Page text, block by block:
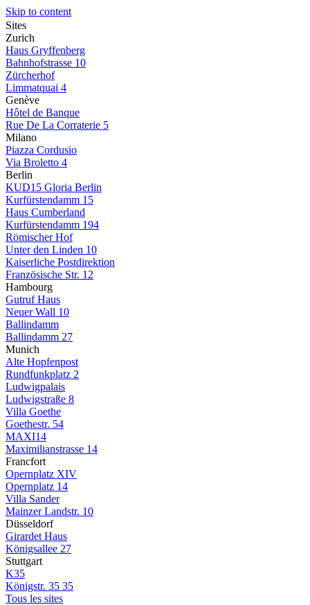
Skip to content
Sites
Zurich
Haus Gryffenberg
Bahnhofstrasse 10
Zürcherhof
Limmatquai 4
Genève
Hôtel de Banque
Rue De La Corraterie 5
Milano
Piazza Cordusio
Via Broletto 4
Berlin
KUD15 Gloria Berlin
Kurfürstendamm 15
Haus Cumberland
Kurfürstendamm 194
Römischer Hof
Unter den Linden 10
Kaiserliche Postdirektion
Französische Str. 12
Hambourg
Gutruf Haus
Neuer Wall 10
Ballindamm
Ballindamm 27
Munich
Alte Hopfenpost
Rundfunkplatz 2
Ludwigpalais
Ludwigstraße 8
Villa Goethe
Goethestr. 54
MAXI14
Maximilianstrasse 14
Francfort
Opernplatz XIV
Opernplatz 14
Villa Sander
Mainzer Landstr. 10
Düsseldorf
Girardet Haus
Königsallee 27
Stuttgart
K35
Königstr. 35 35
Tous les sites